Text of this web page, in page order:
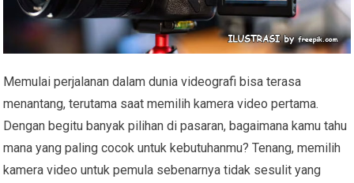
Memulai perjalanan dalam dunia videografi bisa terasa
menantang, terutama saat memilih kamera video pertama.
Dengan begitu banyak pilihan di pasaran, bagaimana kamu tahu
mana yang paling cocok untuk kebutuhanmu? Tenang, memilih
kamera video untuk pemula sebenarnya tidak sesulit yang